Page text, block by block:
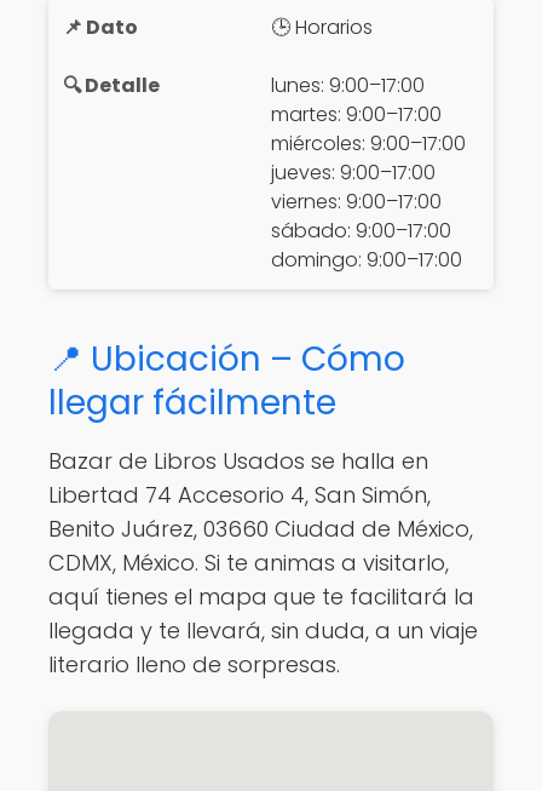
🕒 Horarios
lunes: 9:00–17:00
martes: 9:00–17:00
miércoles: 9:00–17:00
jueves: 9:00–17:00
viernes: 9:00–17:00
sábado: 9:00–17:00
domingo: 9:00–17:00
📍 Ubicación – Cómo
llegar fácilmente
Bazar de Libros Usados se halla en
Libertad 74 Accesorio 4, San Simón,
Benito Juárez, 03660 Ciudad de México,
CDMX, México. Si te animas a visitarlo,
aquí tienes el mapa que te facilitará la
llegada y te llevará, sin duda, a un viaje
literario lleno de sorpresas.